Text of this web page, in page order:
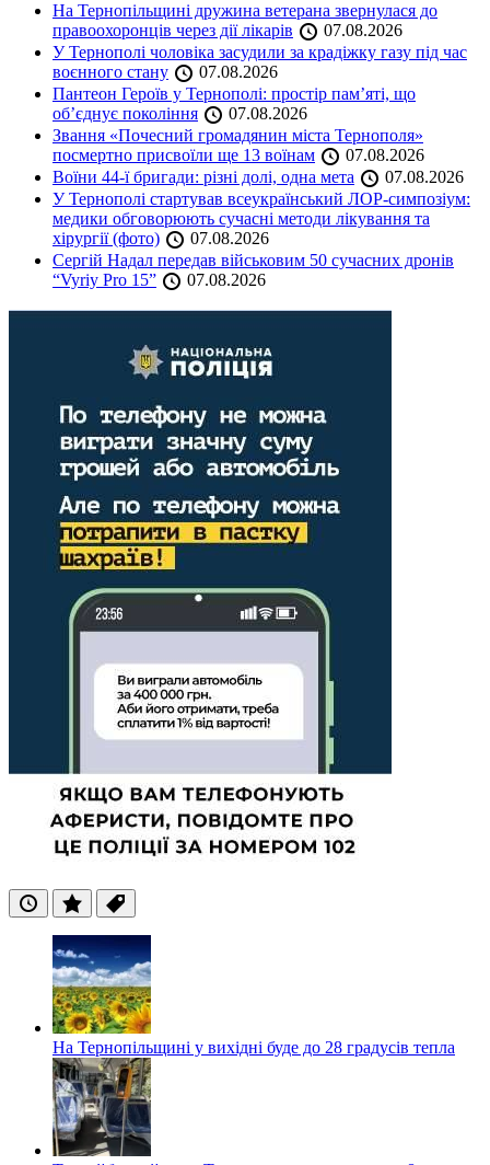
На Тернопільщині дружина ветерана звернулася до
правоохоронців через дії лікарів
07.08.2026
У Тернополі чоловіка засудили за крадіжку газу під час
воєнного стану
07.08.2026
Пантеон Героїв у Тернополі: простір пам’яті, що
об’єднує покоління
07.08.2026
Звання «Почесний громадянин міста Тернополя»
посмертно присвоїли ще 13 воїнам
07.08.2026
Воїни 44-ї бригади: різні долі, одна мета
07.08.2026
У Тернополі стартував всеукраїнський ЛОР-симпозіум:
медики обговорюють сучасні методи лікування та
хірургії (фото)
07.08.2026
Сергій Надал передав військовим 50 сучасних дронів
“Vyriy Pro 15”
07.08.2026
ОстанніПопулярні
Теги
На Тернопільщині у вихідні буде до 28 градусів тепла